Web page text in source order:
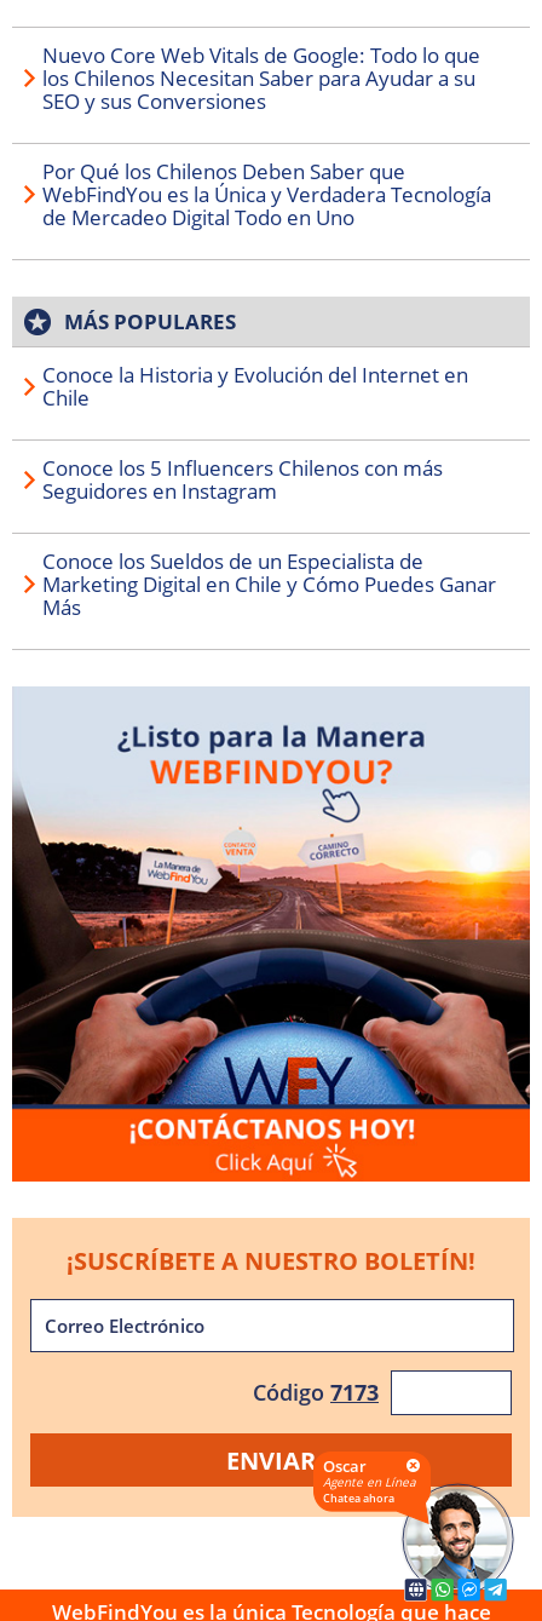
Nuevo Core Web Vitals de Google: Todo lo que
los Chilenos Necesitan Saber para Ayudar a su
SEO y sus Conversiones
Por Qué los Chilenos Deben Saber que
WebFindYou es la Única y Verdadera Tecnología
de Mercadeo Digital Todo en Uno
MÁS POPULARES
Conoce la Historia y Evolución del Internet en
Chile
Conoce los 5 Influencers Chilenos con más
Seguidores en Instagram
Conoce los Sueldos de un Especialista de
Marketing Digital en Chile y Cómo Puedes Ganar
Más
¡SUSCRÍBETE A NUESTRO BOLETÍN!
Código 7173
WebFindYou es la única Tecnología que hace
Oscar
Agente en Línea
Chatea ahora